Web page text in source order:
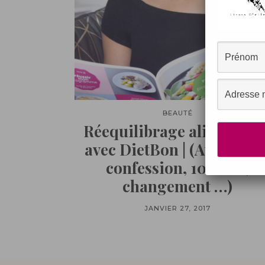
BEAUTÉ
Réequilibrage
avec DietBon | (Avis
confession, 10 kilos,
changement …)
JANVIER 27, 2017